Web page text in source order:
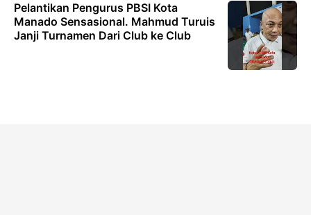
Pelantikan Pengurus PBSI Kota
Manado Sensasional. Mahmud Turuis
Janji Turnamen Dari Club ke Club